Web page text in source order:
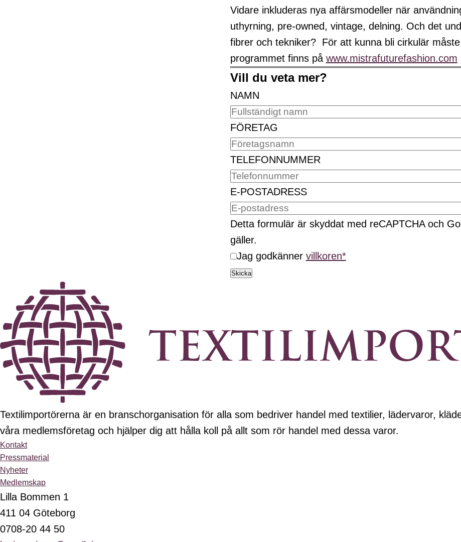
Vidare inkluderas nya affärsmodeller när
uthyrning, pre-owned, vintage, delning. Och det
fibrer och tekniker? För att kunna bli cirkulär
programmet finns på www.mistrafuturefashion.com
Vill du veta mer?
NAMN
FÖRETAG
TELEFONNUMMER
E-POSTADRESS
Detta formulär är skyddat med reCAPTCHA och
gäller.
Jag godkänner villkoren*
Skicka
Textilimportörerna är en branschorganisation för alla som bedriver handel med textilier, lädervaror,
våra medlemsföretag och hjälper dig att hålla koll på allt som rör handel med dessa varor.
Kontakt
Pressmaterial
Nyheter
Medlemskap
Lilla Bommen 1
411 04 Göteborg
0708-20 44 50